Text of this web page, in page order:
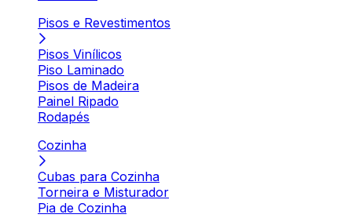
Pisos e Revestimentos
Pisos Vinílicos
Piso Laminado
Pisos de Madeira
Painel Ripado
Rodapés
Cozinha
Cubas para Cozinha
Torneira e Misturador
Pia de Cozinha